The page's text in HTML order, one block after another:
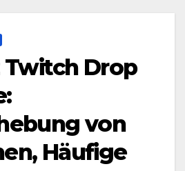
Twitch Drop
von
Häufige